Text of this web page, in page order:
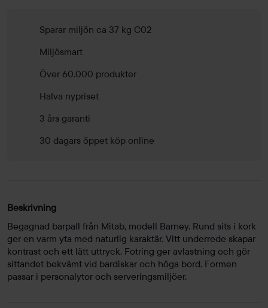
Sparar miljön ca 37 kg C02
Miljösmart
Över 60.000 produkter
Halva nypriset
3 års garanti
30 dagars öppet köp online
Beskrivning
Begagnad barpall från Mitab, modell Barney. Rund sits i kork
ger en varm yta med naturlig karaktär. Vitt underrede skapar
kontrast och ett lätt uttryck. Fotring ger avlastning och gör
sittandet bekvämt vid bardiskar och höga bord. Formen
passar i personalytor och serveringsmiljöer.